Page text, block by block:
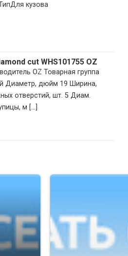
кузова
cut WHS101755 OZ
OZ Товарная группа
Диаметр, дюйм 19 Ширина,
отверстий, шт. 5 Диам.
м [...]